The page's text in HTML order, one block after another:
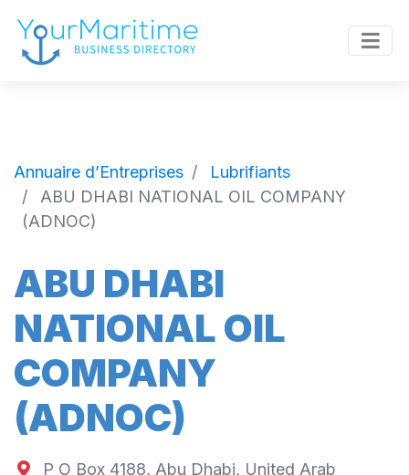
Annuaire d’Entreprises
Lubrifiants
ABU DHABI NATIONAL OIL COMPANY
(ADNOC)
ABU DHABI
NATIONAL OIL
COMPANY
(ADNOC)
P O Box 4188, Abu Dhabi, United Arab